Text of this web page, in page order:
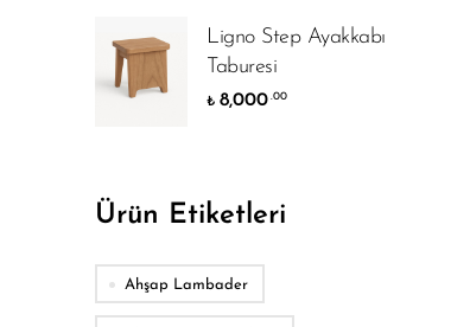
Ligno Step Ayakkabı
Taburesi
₺ 8,000 .00
Ürün Etiketleri
Ahşap Lambader